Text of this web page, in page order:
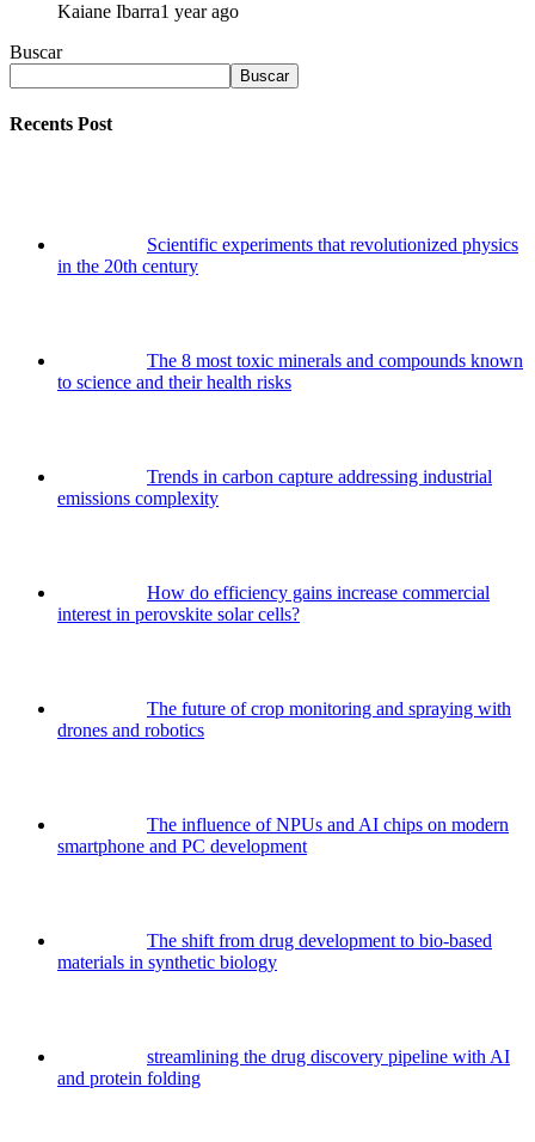
Kaiane Ibarra1 year ago
Buscar
Buscar
Recents Post
Scientific experiments that revolutionized physics
in the 20th century
The 8 most toxic minerals and compounds known
to science and their health risks
Trends in carbon capture addressing industrial
emissions complexity
How do efficiency gains increase commercial
interest in perovskite solar cells?
The future of crop monitoring and spraying with
drones and robotics
The influence of NPUs and AI chips on modern
smartphone and PC development
The shift from drug development to bio-based
materials in synthetic biology
streamlining the drug discovery pipeline with AI
and protein folding